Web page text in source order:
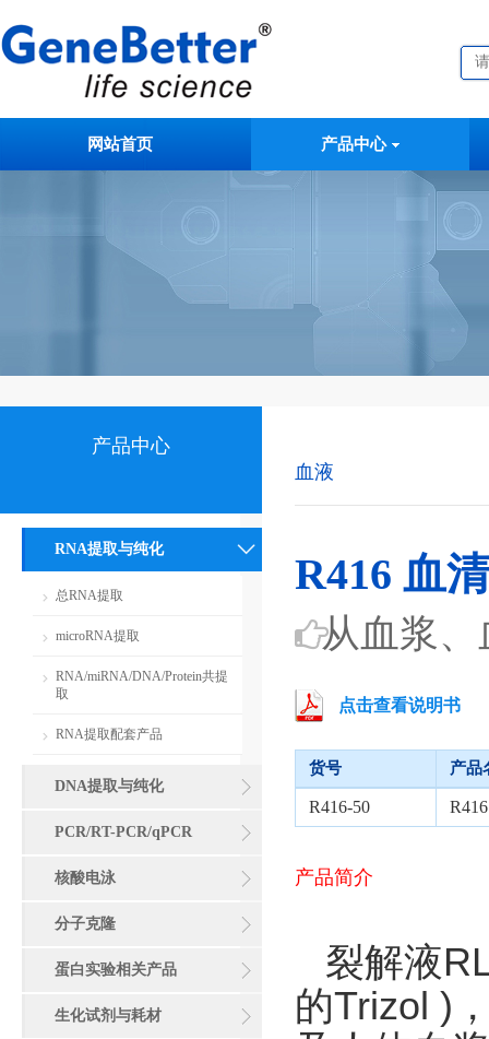
网站首页 产品中心
产品中心
RNA提取与纯化
总RNA提取
microRNA提取
RNA/miRNA/DNA/Protein共提
取
RNA提取配套产品
DNA提取与纯化
PCR/RT-PCR/qPCR
核酸电泳
分子克隆
蛋白实验相关产品
生化试剂与耗材
血液
R416 血
从血浆、
点击查看说明书
货号 产品
R416-50
产品简介
裂解液
的Trizol )